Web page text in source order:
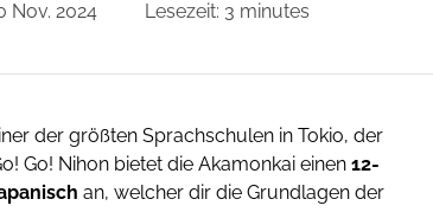
Nov. 2024 Lesezeit: 3 minutes
der größten Sprachschulen in Tokio, der
Go! Nihon bietet die Akamonkai einen12-
an, welcher dir die Grundlagen der